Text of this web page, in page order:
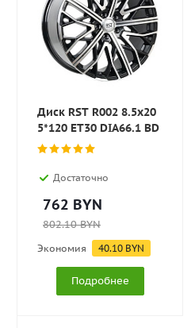
Диск RST R002 8.5x20
5*120 ET30 DIA66.1 BD
Достаточно
762 BYN
802.10BYN
Экономия 40.10 BYN
Подробнее